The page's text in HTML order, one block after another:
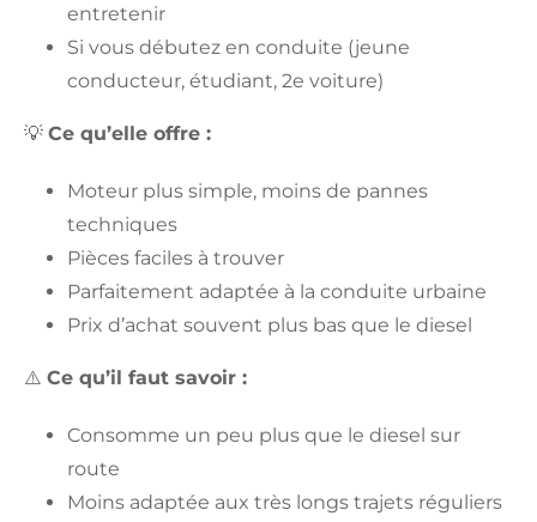
entretenir
Si vous débutez en conduite (jeune
conducteur, étudiant, 2e voiture)
💡 Ce qu’elle offre :
Moteur plus simple, moins de pannes
techniques
Pièces faciles à trouver
Parfaitement adaptée à la conduite urbaine
Prix d’achat souvent plus bas que le diesel
⚠️ Ce qu’il faut savoir :
Consomme un peu plus que le diesel sur
route
Moins adaptée aux très longs trajets réguliers